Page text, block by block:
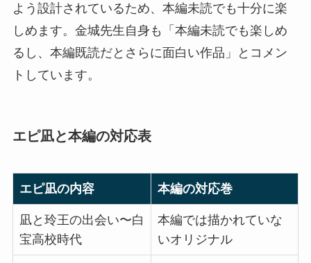
よう設計されているため、本編未読でも十分に楽
しめます。金城先生自身も「本編未読でも楽しめ
るし、本編既読だとさらに面白い作品」とコメン
トしています。
エピ凪と本編の対応表
エピ凪の内容 本編の対応巻
凪と玲王の出会い〜白
宝高校時代
本編では描かれていな
いオリジナル